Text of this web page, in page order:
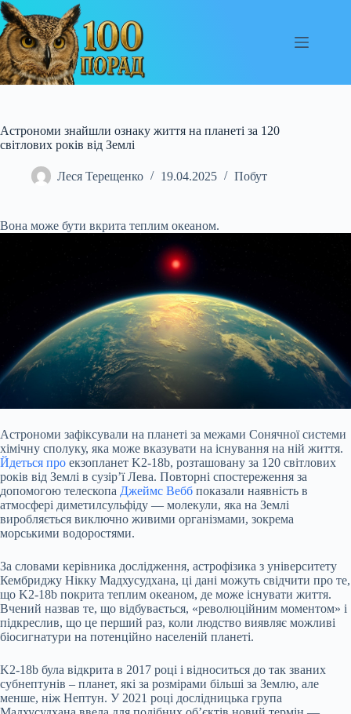
Перейти
до
вмісту
Астрономи знайшли ознаку життя на планеті за 120
світлових років від Землі
Леся Терещенко 19.04.2025 Побут
Вона може бути вкрита теплим океаном.
Астрономи зафіксували на планеті за межами Сонячної системи
хімічну сполуку, яка може вказувати на існування на ній життя.
Йдеться про екзопланет K2-18b, розташовану за 120 світлових
років від Землі в сузір’ї Лева. Повторні спостереження за
допомогою телескопа Джеймс Вебб показали наявність в
атмосфері диметилсульфіду — молекули, яка на Землі
виробляється виключно живими організмами, зокрема
морськими водоростями.
За словами керівника дослідження, астрофізика з університету
Кембриджу Нікку Мадхусудхана, ці дані можуть свідчити про те,
що K2-18b покрита теплим океаном, де може існувати життя.
Вчений назвав те, що відбувається, «революційним моментом» і
підкреслив, що це перший раз, коли людство виявляє можливі
біосигнатури на потенційно населеній планеті.
K2-18b була відкрита в 2017 році і відноситься до так званих
субнептунів – планет, які за розмірами більші за Землю, але
менше, ніж Нептун. У 2021 році дослідницька група